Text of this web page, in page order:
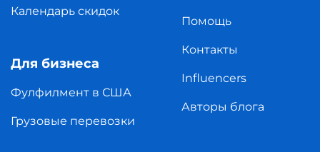
Календарь скидок
Для бизнеса
Фулфилмент в США
Грузовые перевозки
Помощь
Контакты
Influencers
Авторы блога